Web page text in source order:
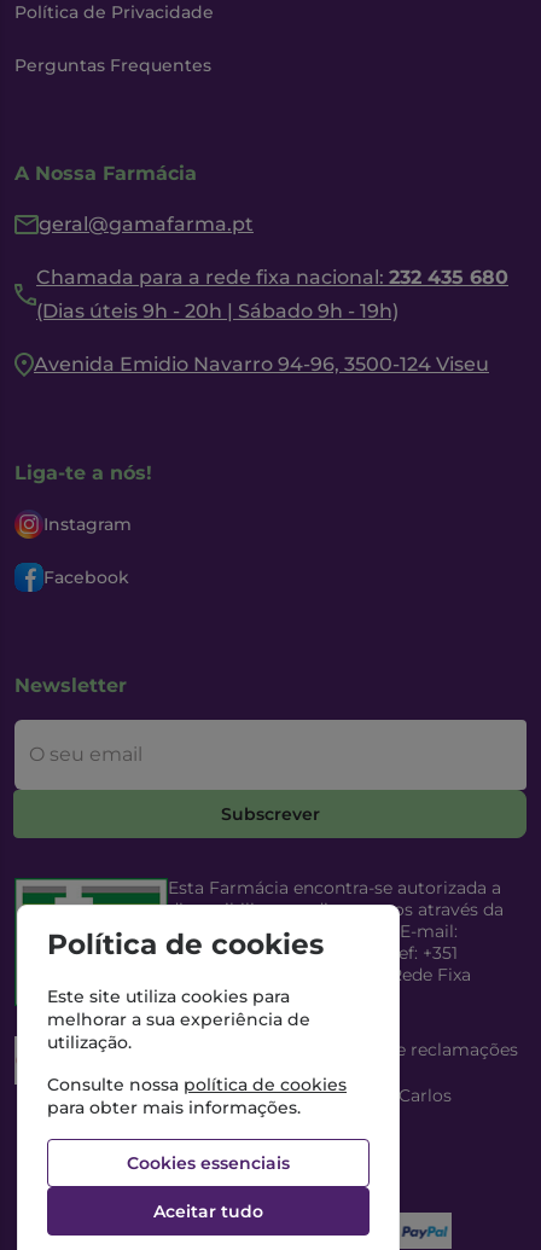
Política de Privacidade
Perguntas Frequentes
A Nossa Farmácia
geral@gamafarma.pt
Chamada para a rede fixa nacional: 232 435 680
(Dias úteis 9h - 20h | Sábado 9h - 19h)
Avenida Emidio Navarro 94-96, 3500-124 Viseu
Liga-te a nós!
Instagram
Facebook
Newsletter
O seu email
Subscrever
Esta Farmácia encontra-se autorizada a
disponibilizar medicamentos através da
Internet, pelo Infarmed, I.P. E-mail:
infarmed@infarmed.pt
| Telef: +351
217987100 (Chamada para Rede Fixa
Nacional)
Esta Farmácia dispõe de livro de reclamações
Director Técnico e Proprietário: António Carlos
Saraiva Cabral Costa
NIPC: 507218906 | Farmácia Gama, Lda.
Política de cookies
Este site utiliza cookies para
melhorar a sua experiência de
utilização.
Consulte nossa política de cookies
para obter mais informações.
Cookies essenciais
Aceitar tudo